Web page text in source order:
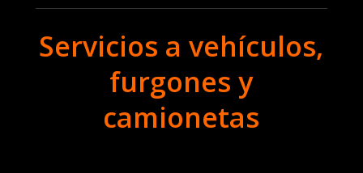
mediante scanner multimarca antes de la
compra o venta de maquinaria,
asegurando que cada equipo cumpla con
los estándares de calidad y
funcionamiento requeridos, brindando
Servicios a vehículos,
furgones y
camionetas